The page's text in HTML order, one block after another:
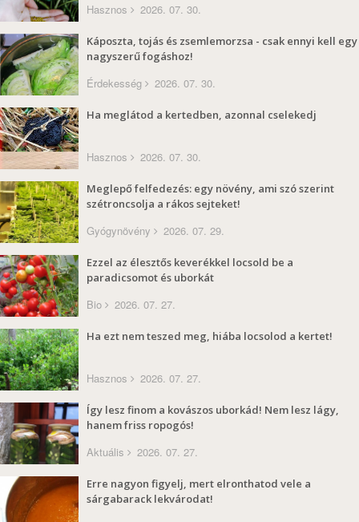
Hasznos 2026. 07. 30.
Káposzta, tojás és zsemlemorzsa - csak ennyi kell egy
nagyszerű fogáshoz!
Érdekesség 2026. 07. 30.
Ha meglátod a kertedben, azonnal cselekedj
Hasznos 2026. 07. 30.
Meglepő felfedezés: egy növény, ami szó szerint
szétroncsolja a rákos sejteket!
Gyógynövény 2026. 07. 29.
Ezzel az élesztős keverékkel locsold be a
paradicsomot és uborkát
Bio 2026. 07. 27.
Ha ezt nem teszed meg, hiába locsolod a kertet!
Hasznos 2026. 07. 27.
Így lesz finom a kovászos uborkád! Nem lesz lágy,
hanem friss ropogós!
Aktuális 2026. 07. 27.
Erre nagyon figyelj, mert elronthatod vele a
sárgabarack lekvárodat!